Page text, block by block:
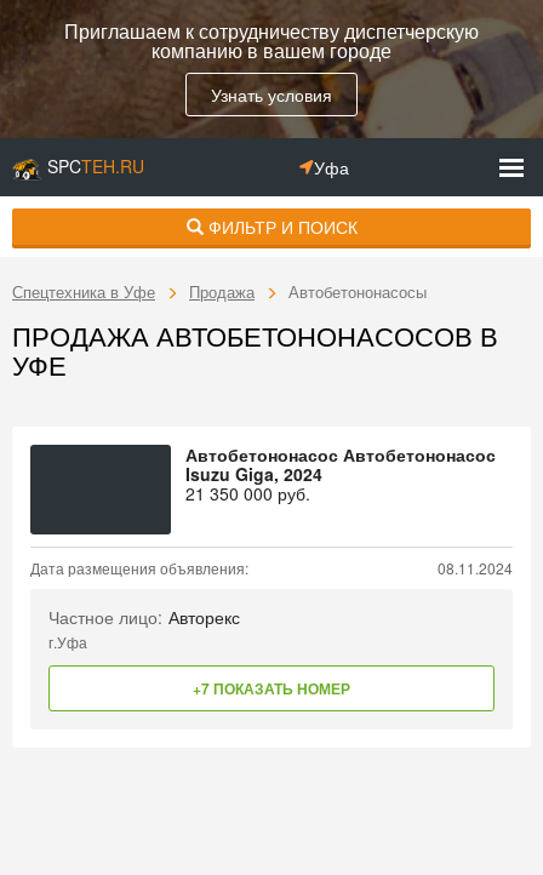
Приглашаем к сотрудничеству диспетчерскую
компанию в вашем городе
Узнать условия
SPCTEH.RU Уфа
ФИЛЬТР И ПОИСК
Спецтехника в Уфе Продажа Автобетононасосы
ПРОДАЖА АВТОБЕТОНОНАСОСОВ В
УФЕ
Автобетононасос Автобетононасос
Isuzu Giga, 2024
21 350 000 руб.
Дата размещения объявления: 08.11.2024
Частное лицо: Авторекс
г.Уфа
+7 ПОКАЗАТЬ НОМЕР